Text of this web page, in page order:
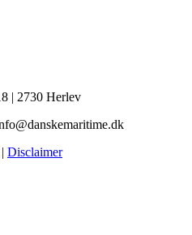
| 2730 Herlev
| Disclaimer